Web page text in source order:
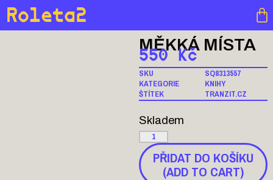
Roleta2
MĚKKÁ MÍSTA
550 Kč
SKU
SQ8313557
KATEGORIE
KNIHY
ŠTÍTEK
TRANZIT.CZ
Skladem
PŘIDAT DO KOŠÍKU
(ADD TO CART)